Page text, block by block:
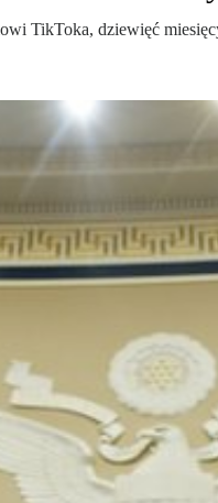
TikToka, dziewięć